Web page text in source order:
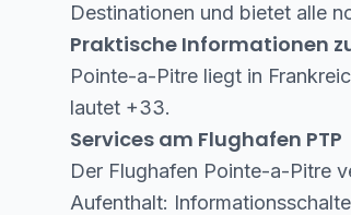
Destinationen und bietet alle
Praktische Informationen
Pointe-a-Pitre liegt in
lautet +33.
Services am Flughafen PTP
Der Flughafen Pointe-a-Pitre
Aufenthalt: